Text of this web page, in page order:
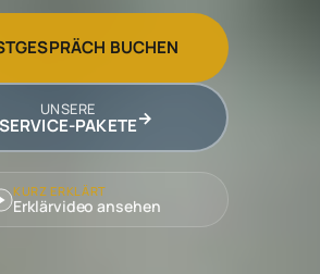
BUCHEN
UNSERE
SERVICE-PAKETE→
KURZ ERKLÄRT
Erklärvideo ansehen